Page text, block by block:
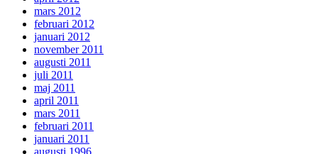
mars 2012
februari 2012
januari 2012
november 2011
augusti 2011
juli 2011
maj 2011
april 2011
mars 2011
februari 2011
januari 2011
augusti 1996